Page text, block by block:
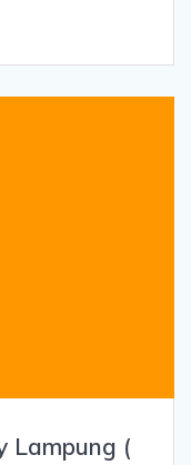
Lampung (